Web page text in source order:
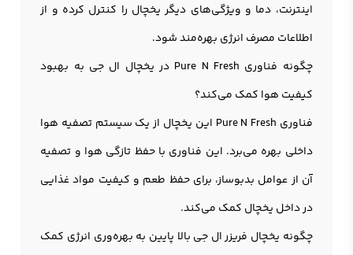
اینترنت، دما و ویژگی‌های دیگر یخچال را کنترل کرده و از
اطلاعات مصرف انرژی بهره‌مند شود.
چگونه فناوری Pure N Fresh در یخچال ال جی به بهبود
کیفیت هوا کمک می‌کند؟
فناوری Pure N Fresh این یخچال از یک سیستم تصفیه هوا
داخلی بهره می‌برد. این فناوری با حفظ تازگی هوا و تصفیه
آن از عوامل بدبوساز، برای حفظ طعم و کیفیت مواد غذایی
در داخل یخچال کمک می‌کند.
چگونه یخچال فریزر ال جی بالا پایین به بهره‌وری انرژی کمک